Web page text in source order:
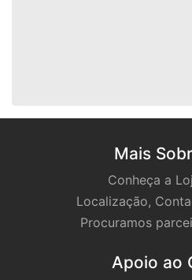
Mais
Conheça a
Localização,
Procuramos
Apoio ao